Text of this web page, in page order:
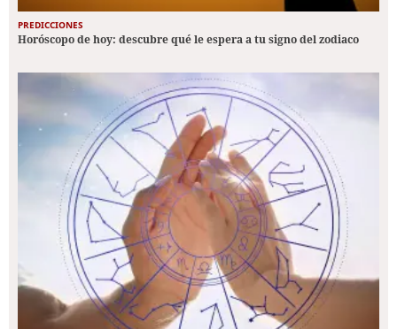
PREDICCIONES
Horóscopo de hoy: descubre qué le espera a tu signo del zodiaco